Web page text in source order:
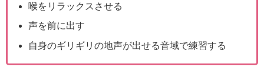
喉をリラックスさせる
声を前に出す
自身のギリギリの地声が出せる音域で練習する